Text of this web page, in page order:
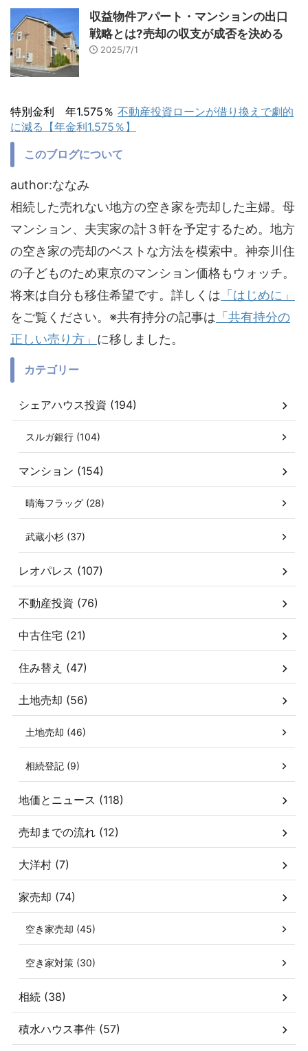
収益物件アパート・マンションの出口
戦略とは?売却の収支が成否を決める
2025/7/1
特別金利 年1.575％ 不動産投資ローンが借り換えで劇的
に減る【年金利1.575％】
このブログについて
author:ななみ
相続した売れない地方の空き家を売却した主婦。母
マンション、夫実家の計３軒を予定するため。地方
の空き家の売却のベストな方法を模索中。神奈川住
の子どものため東京のマンション価格もウォッチ。
将来は自分も移住希望です。詳しくは 「はじめに」
をご覧ください。※共有持分の記事は 「共有持分の
正しい売り方」 に移しました。
カテゴリー
シェアハウス投資 (194)
スルガ銀行 (104)
マンション (154)
晴海フラッグ (28)
武蔵小杉 (37)
レオパレス (107)
不動産投資 (76)
中古住宅 (21)
住み替え (47)
土地売却 (56)
土地売却 (46)
相続登記 (9)
地価とニュース (118)
売却までの流れ (12)
大洋村 (7)
家売却 (74)
空き家売却 (45)
空き家対策 (30)
相続 (38)
積水ハウス事件 (57)